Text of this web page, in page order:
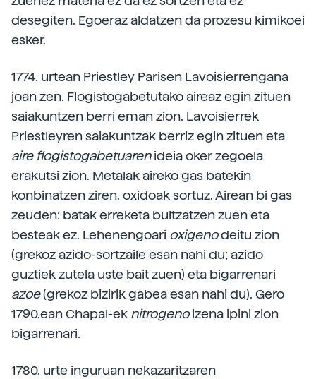
desegiten. Egoeraz aldatzen da prozesu kimikoei
esker.
1774. urtean Priestley Parisen Lavoisierrengana
joan zen. Flogistogabetutako aireaz egin zituen
saiakuntzen berri eman zion. Lavoisierrek
Priestleyren saiakuntzak berriz egin zituen eta
aire flogistogabetuarenideia oker zegoela
erakutsi zion. Metalak aireko gas batekin
konbinatzen ziren, oxidoak sortuz. Airean bi gas
zeuden: batak erreketa bultzatzen zuen eta
besteak ez. Lehenengoari oxigenodeitu zion
(grekoz azido-sortzaile esan nahi du; azido
guztiek zutela uste bait zuen) eta bigarrenari
azoe(grekoz bizirik gabea esan nahi du). Gero
1790.ean Chapal-ek nitrogenoizena ipini zion
bigarrenari.
1780. urte inguruan nekazaritzaren